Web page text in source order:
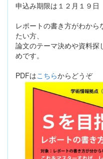
申込み期限は１２月１９日
レポートの書き方がわか
たい方、
論文のテーマ決めや資料探
めです。
PDFはこちらからどうぞ